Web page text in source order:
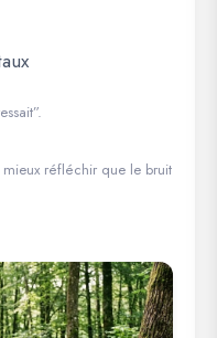
mieux réfléchir que le bruit